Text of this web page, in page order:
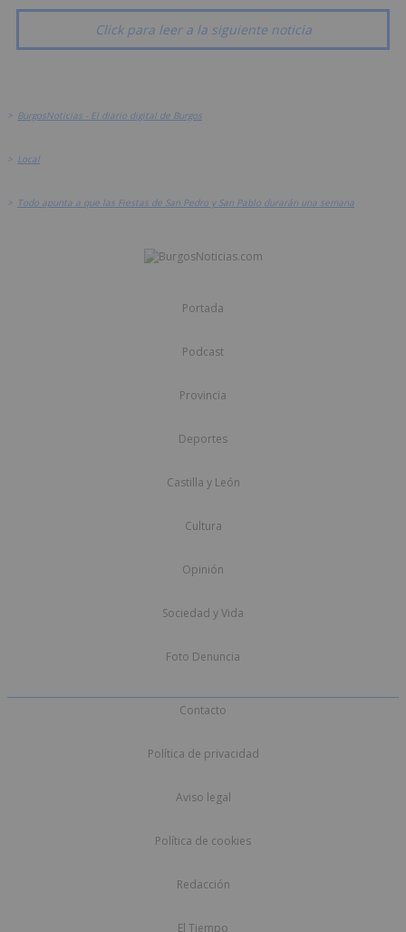
Click para leer a la siguiente noticia
> BurgosNoticias - El diario digital de Burgos
> Local
> Todo apunta a que las Fiestas de San Pedro y San Pablo durarán una semana
Portada
Podcast
Provincia
Deportes
Castilla y León
Cultura
Opinión
Sociedad y Vida
Foto Denuncia
Contacto
Política de privacidad
Aviso legal
Política de cookies
Redacción
El Tiempo